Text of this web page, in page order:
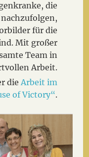
die
nachzufolgen,
für die
Mit großer
Team in
Arbeit.
die Arbeit im
of Victory“.